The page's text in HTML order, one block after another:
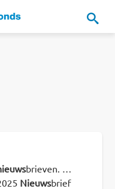
brieven. …
Nieuwsbrief